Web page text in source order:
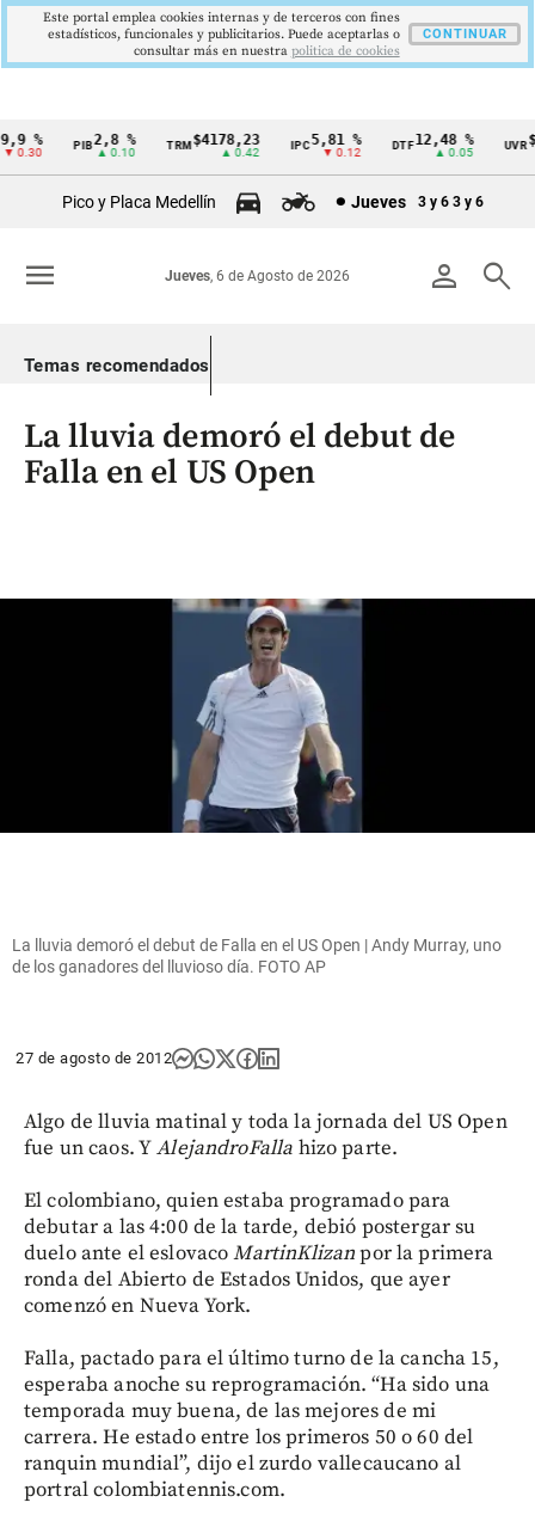
Cintillo
Colombia
% PIB2,8 %
▲ 0.10
TRM$4178,23
▲ 0.42
5,81 %
▼ 0.12
DTF12,48 %
▲ 0.05
UVR
Pico y Placa Medellín Jueves 3 y 6 3 y 6
person search
Jueves, 6 de Agosto de 2026
menu
Temas recomendados
La lluvia demoró el debut de
Falla en el US Open
La lluvia demoró el debut de Falla en el US Open | Andy Murray, uno
de los ganadores del lluvioso día. FOTO AP
27 de agosto de 2012
Algo de lluvia matinal y toda la jornada del US Open
fue un caos. YAlejandroFalla hizo parte.
El colombiano, quien estaba programado para
debutar a las 4:00 de la tarde, debió postergar su
duelo ante el eslovacoMartinKlizanpor la primera
ronda del Abierto de Estados Unidos, que ayer
comenzó en Nueva York.
Falla, pactado para el último turno de la cancha 15,
esperaba anoche su reprogramación. “Ha sido una
temporada muy buena, de las mejores de mi
carrera. He estado entre los primeros 50 o 60 del
ranquin mundial”, dijo el zurdo vallecaucano al
portral colombiatennis.com.
Este portal emplea cookies internas y de terceros con fines
estadísticos, funcionales y publicitarios. Puede aceptarlas o
consultar más en nuestra politica de cookies
CONTINUAR